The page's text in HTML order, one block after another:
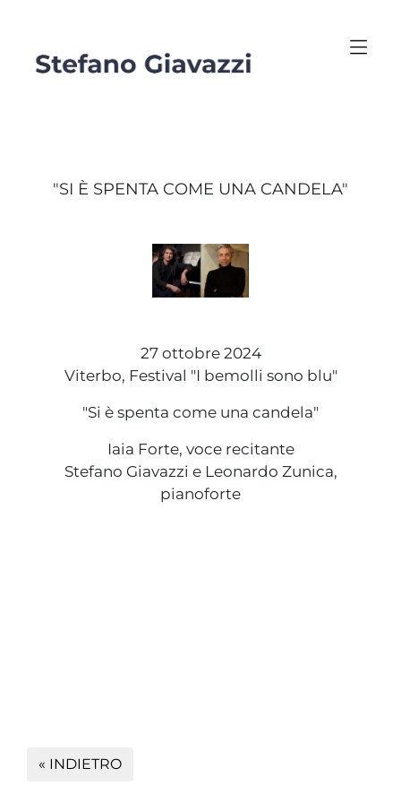
"SI È SPENTA COME UNA CANDELA"
27 ottobre 2024
Viterbo, Festival "I bemolli sono blu"
"Si è spenta come una candela"
Iaia Forte, voce recitante
Stefano Giavazzi e Leonardo Zunica,
pianoforte
« INDIETRO